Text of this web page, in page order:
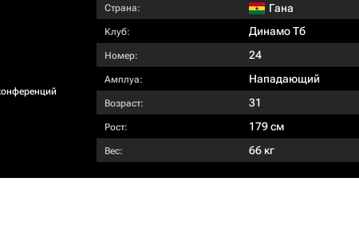
Страна: Гана
Клуб: Динамо Тб
Номер: 24
Амплуа: Нападающий
Возраст: 31
Рост: 179 см
Вес: 66 кг